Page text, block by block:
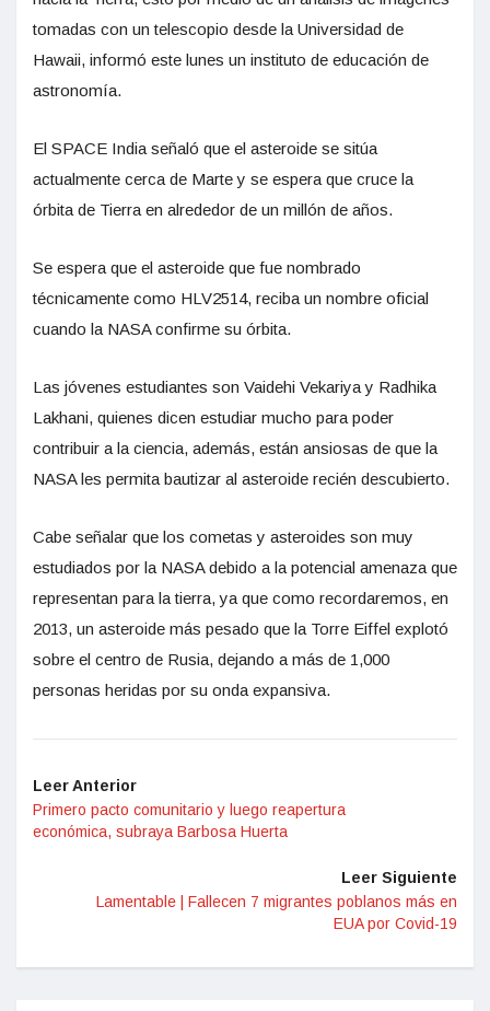
tomadas con un telescopio desde la Universidad de
Hawaii, informó este lunes un instituto de educación de
astronomía.
El SPACE India señaló que el asteroide se sitúa
actualmente cerca de Marte y se espera que cruce la
órbita de Tierra en alrededor de un millón de años.
Se espera que el asteroide que fue nombrado
técnicamente como HLV2514, reciba un nombre oficial
cuando la NASA confirme su órbita.
Las jóvenes estudiantes son Vaidehi Vekariya y Radhika
Lakhani, quienes dicen estudiar mucho para poder
contribuir a la ciencia, además, están ansiosas de que la
NASA les permita bautizar al asteroide recién descubierto.
Cabe señalar que los cometas y asteroides son muy
estudiados por la NASA debido a la potencial amenaza que
representan para la tierra, ya que como recordaremos, en
2013, un asteroide más pesado que la Torre Eiffel explotó
sobre el centro de Rusia, dejando a más de 1,000
personas heridas por su onda expansiva.
Leer Anterior
Primero pacto comunitario y luego reapertura
económica, subraya Barbosa Huerta
Leer Siguiente
Lamentable | Fallecen 7 migrantes poblanos más en
EUA por Covid-19